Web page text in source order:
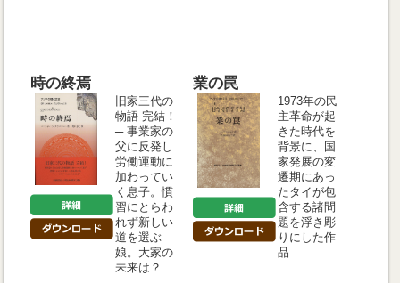
時の終焉
旧家三代の
物語 完結！
─ 事業家の
父に反発し
労働運動に
加わってい
く息子。慣
習にとらわ
れず新しい
道を選ぶ
娘。大家の
未来は？
業の罠
1973年の民
主革命が起
きた時代を
背景に、国
家発展の変
遷期にあっ
たタイが包
含する諸問
題を浮き彫
りにした作
品